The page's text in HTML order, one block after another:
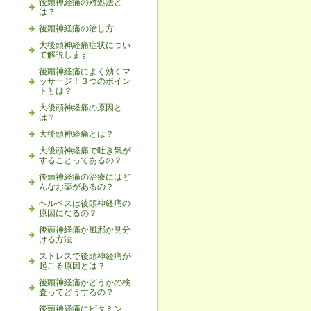
後頭神経痛の対処法と
は？
後頭神経痛の治し方
大後頭神経痛症状につい
て解説します
後頭神経痛によく効くマ
ッサージ！３つのポイン
トとは？
大後頭神経痛の原因と
は？
大後頭神経痛とは？
大後頭神経痛で吐き気が
することってあるの？
後頭神経痛の治療にはど
んなお薬があるの？
ヘルペスは後頭神経痛の
原因になるの？
後頭神経痛か風邪か見分
ける方法
ストレスで後頭神経痛が
起こる原因とは？
後頭神経痛かどうかの検
査ってどうするの？
後頭神経痛にビタミン